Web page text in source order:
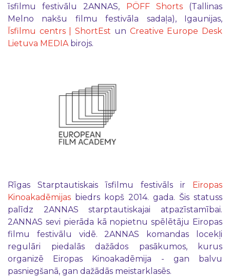
īsfilmu festivālu 2ANNAS, PÖFF Shorts(Tallinas
Melno nakšu filmu festivāla sadaļa), Igaunijas,
Īsfilmu centrs | ShortEst un Creative Europe Desk
Lietuva MEDIAbirojs.
Rīgas Starptautiskais īsfilmu festivāls ir Eiropas
Kinoakadēmijas biedrs kopš 2014. gada. Šis statuss
palīdz 2ANNAS starptautiskajai atpazīstamībai.
2ANNAS sevi pierāda kā nopietnu spēlētāju Eiropas
filmu festivālu vidē. 2ANNAS komandas locekļi
regulāri piedalās dažādos pasākumos, kurus
organizē Eiropas Kinoakadēmija - gan balvu
pasniegšanā, gan dažādās meistarklasēs.